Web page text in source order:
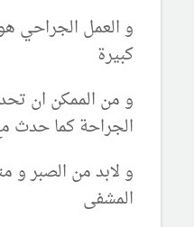
و العمل الجراحي
كبيرة
و من الممكن ان
الجراحة كما حدث
و لابد من الصبر و
المشفى